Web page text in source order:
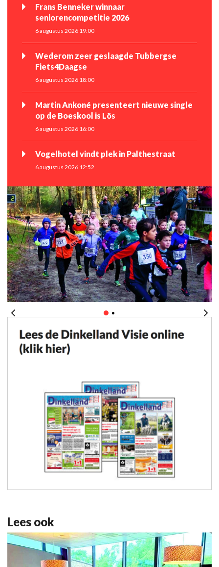
Frans Benneker winnaar
seniorencompetitie 2026
6 augustus 2026 19:00
Wederom zeer geslaagde Tubbergse
Fiets4Daagse
6 augustus 2026 18:00
Martin Ankoné presenteert nieuwe single
op de Boeskool is Lös
6 augustus 2026 16:00
Vogelhotel vindt plek in Palthestraat
6 augustus 2026 12:52
Lees ook